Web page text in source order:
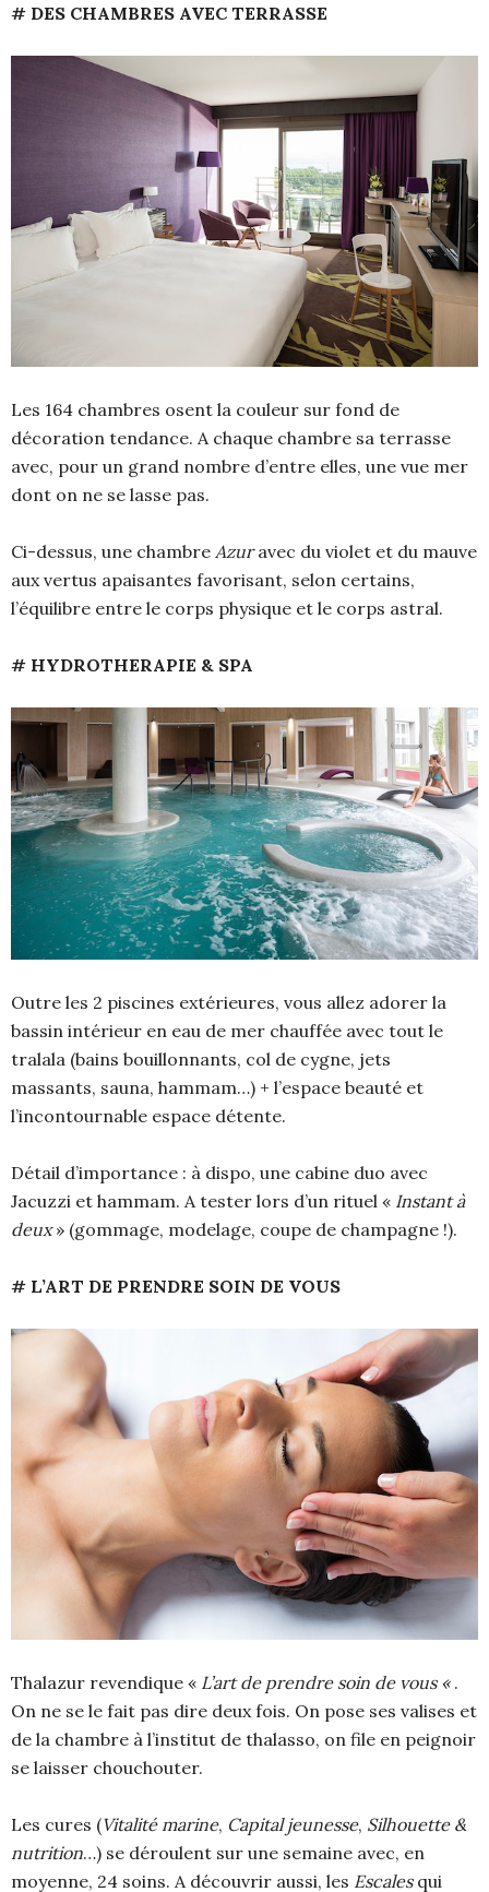
# DES CHAMBRES AVEC TERRASSE
Les 164 chambres osent la couleur sur fond de
décoration tendance. A chaque chambre sa terrasse
avec, pour un grand nombre d’entre elles, une vue mer
dont on ne se lasse pas.
Ci-dessus, une chambre Azuravec du violet et du mauve
aux vertus apaisantes favorisant, selon certains,
l’équilibre entre le corps physique et le corps astral.
# HYDROTHERAPIE & SPA
Outre les 2 piscines extérieures, vous allez adorer la
bassin intérieur en eau de mer chauffée avec tout le
tralala (bains bouillonnants, col de cygne, jets
massants, sauna, hammam…) + l’espace beauté et
l’incontournable espace détente.
Détail d’importance : à dispo, une cabine duo avec
Jacuzzi et hammam. A tester lors d’un rituel « Instant à
deux» (gommage, modelage, coupe de champagne !).
# L’ART DE PRENDRE SOIN DE VOUS
Thalazur revendique « L’art de prendre soin de vous « .
On ne se le fait pas dire deux fois. On pose ses valises et
de la chambre à l’institut de thalasso, on file en peignoir
se laisser chouchouter.
Les cures (Vitalité marine, Capital jeunesse, Silhouette &
nutrition…) se déroulent sur une semaine avec, en
moyenne, 24 soins. A découvrir aussi, les Escalesqui